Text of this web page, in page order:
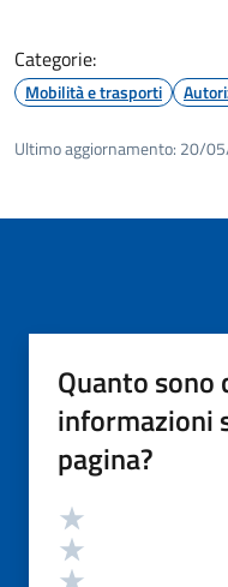
Categorie:
Mobilità e trasporti
Ultimo aggiornamento: 20/
Quanto sono
informazioni
pagina?
Valutazione